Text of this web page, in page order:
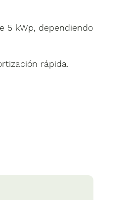
5 kWp, dependiendo
rápida.